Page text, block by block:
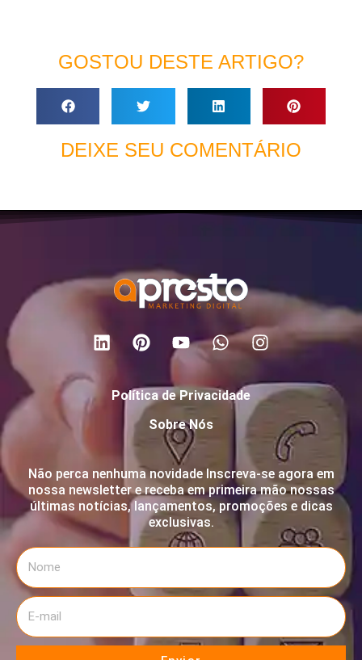
GOSTOU DESTE ARTIGO?
DEIXE SEU COMENTÁRIO
Política de Privacidade
Sobre Nós
Não perca nenhuma novidade Inscreva-se agora em
nossa newsletter e receba em primeira mão nossas
últimas notícias, lançamentos, promoções e dicas
exclusivas.